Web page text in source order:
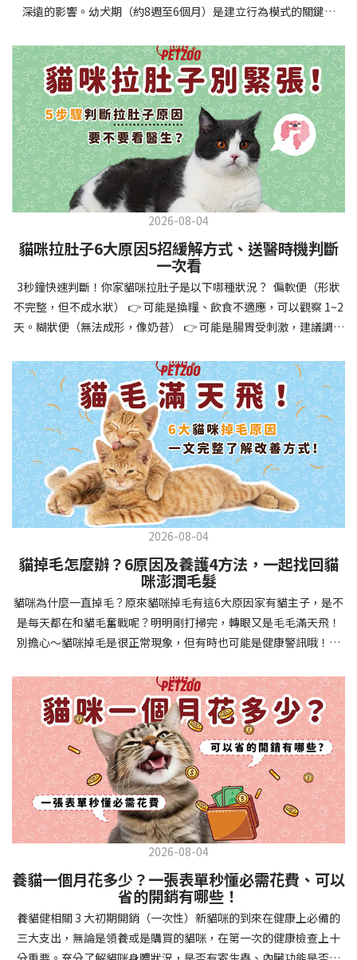
深遠的影響。幼犬期（約8週至6個月）是建立行為模式的關鍵時
的行為問題，並建立人犬間的健康關係。 建立安全健康的生活環境
透過基礎訓練，幼犬能學會家居規則，避免危險行為和破壞家具。
像是「不」和「放下」等指令可以阻止幼犬咬電線或誤食有害物
質，有效降低居家意外風險。規律的如廁訓練則能養成良好衛生習
慣，讓家中環境保持乾淨舒適。增強溝通與信任關係訓練過程就像
建立一種共同語言，幫助你和幼犬更好地理解彼此。當幼犬學會回
應你的指令，不只增加了互動機會，也建立了主人作為領導者的地
位。正向獎勵式訓練更能培養幼犬對你的信任感，強化情感連結，
創造更和諧的相處模式。培養社交技能與適應能力及早接觸各種環
境和刺激，能幫助幼犬成長為自信穩定的成犬。適當的社會化訓練
讓牠們學會如何與其他狗狗、動物和人類和平相處，減少恐懼或攻
擊行為。這種適應能力使幼犬未來能從容面對獸醫檢查、美容
salon、寄宿或旅行等各種情境，大大提升生活品質。 訓練幼犬不只
是教會指令，更是塑造性格和習慣的過程！ 透過耐心且一致的訓
練，你不僅能擁有一隻聽話的好狗狗，更能建立起相互尊重的終身
相處中獲得回報狗狗訓練指南，六步驟培養幼犬開始幼犬訓練時，
系統性的方法能帶來最佳效果。從信任建立到習慣養成，每個階段
都至關重要，缺一不可。良好的訓練應循序漸進，把握幼犬成長敏
感期，以積極正向的方式引導。遵循這六個步驟，即使是第一次養
狗的新手，也能輕鬆將調皮的小狗訓練成聽話的好夥伴！建立信任
基礎 幼犬訓練的第一步不是教指令，而是建立信任。剛到新家的幼
犬可能感到緊張不安，給予適當空間適應環境很重要。用溫柔的聲
音交談，提供安全舒適的窩，維持規律的餵食和如廁時間，讓幼犬
感到安心。輕輕撫摸、溫柔擁抱，每天安排固定玩耍時間，這些都
任你後，可開始教導基本指令。從簡單的「坐下」開始，再逐步學
習「趴下」、「等待」和「過來」。每次訓練保持在5-10分鐘內，
避免幼犬注意力分散。使用清晰一致的口令和手勢，成功時立即給
予獎勵和讚美。記住，重複是學習的關鍵，每天多次短時間練習效
果最佳。調整日常行為除了基本指令，幼犬還需學習生活禮儀。如
時立即獎勵。另外要處理的常見問題包括咬人、啃咬家具和亂叫。
每當出現不當行為，給予適當替代品（如咬玩具代替咬手），並在
幼犬選擇正確行為時獎勵，這比責罵更有效。社交化訓練 兩個月大
的幼犬正處於社會化黃金期，這階段的經驗將深刻影響未來性格。
安排幼犬接觸不同人類（包括兒童、戴眼鏡的人、使用拐杖的人
等）、各種動物、交通工具和環境聲音。起初保持在安全、受控的
情境中，逐漸增加複雜度。每次正面社交體驗後給予獎勵，建立幼
犬對新事物的積極態度。進階技巧強化 基礎訓練穩固後，可以進入
更複雜的技巧訓練。這包括遠距離控制、不同干擾下的指令遵從、
多步驟動作等。使用延遲獎勵技巧，讓幼犬學會即使沒有立即獎勵
也能保持良好行為。引入不同環境中的訓練，如公園、寵物店等，
幫助幼犬在各種情境下都能聽從指令。維持良好習慣 成功的訓練不
是一次性的，而是需要持續維護。即使幼犬已經掌握所有技能，也
要定期複習，防止行為退化。將訓練融入日常生活，如出門前的
2026-08-04
貓咪拉肚子6大原因5招緩解方式、送醫時機判斷
一次看
3秒鐘快速判斷！你家貓咪拉肚子是以下哪種狀況？ 偏軟便（形狀
不完整，但不成水狀） 👉 可能是換糧、飲食不適應，可以觀察 1~2
天。糊狀便（無法成形，像奶昔） 👉 可能是腸胃受刺激，建議調整
若超過 24 小時沒改善，建議就醫。血便（帶血絲或黑色糞便） 👉
可能是嚴重腸胃問題，應立即帶去獸醫院！想知道貓咪拉肚子的真
正原因，只要透過 5 個簡單步驟，就能判斷問題嚴重性，決定是否
需要就醫！接下來我們一起來看看該怎麼做吧！🐾 貓咪拉肚子怎麼
辦？5步驟判斷貓咪拉肚子是否需要馬上看醫生貓咪拉肚子的因素與
許多原因有關，更換食物、誤食異物或不乾淨的東西、寄生蟲、其
他疾病。 5 步驟判斷貓咪拉肚子原因，要不要看醫生？當貓咪拉肚
子時，不用慌張！透過以下 5 個步驟，就能快速判斷原因，並決定
是否需要帶去獸醫院。📌 貓咪拉肚子判斷步驟1：觀察糞便的狀態：
糞便質地是關鍵！不同形態代表不同的腸胃狀況📌 貓咪拉肚子判斷
步驟2：回想最近的飲食變化：有沒有突然換飼料或罐頭？ 有沒有吃
到新零食或人類食物？ 是否誤食異物？📌 貓咪拉肚子判斷步驟3：
確認環境與生活作息：最近是否搬家、換貓砂、新成員加入？ 天氣
是否有變化？ 飼主是否長時間外出？📌 貓咪拉肚子判斷步驟4：觀
察貓咪的精神與食慾：貓咪精神好嗎？、食慾是否正常？，可先觀
下降，表示身體狀況不佳，應儘快就醫！📌 貓咪拉肚子判斷步驟5：
檢查是否需要帶去看獸醫 如果拉肚子 1~2 次但精神好、食慾正常，
可以先觀察，如果腹瀉超過 48 小時或水狀腹瀉 + 嗜睡、食慾下降、
嘔吐 應立即就醫。 透過這 5 個步驟，你可以快速判斷貓咪拉肚子的
原因與嚴重程度，確保毛孩的腸胃健康！如果不確定情況，還是建
議讓獸醫檢查，才能安心哦！🐾💖4種高風險群貓咪拉肚子要小心高
風險貓咪包含：幼貓、老貓、懷孕貓、有慢性疾病貓，這些貓咪在
身體狀況出現警訊時要特別注意，如拉肚子次數超過2次以上，就建
議直接尋求獸醫協助。2要訣判斷貓咪拉肚子要不要看醫生 高風險貓
的貓咪，如拉肚子超過2-3天，建議直接尋求獸醫師協助。並記得提
供觀察紀錄給予獸醫師進行專業判斷。貓咪拉肚子但精神很好？如
果飼主有發現貓咪拉肚子的情形，但貓咪的精神很好。有可能與飲
食方便相關，回想是否進食新的食物，或是正進行飼料更換的過
2026-08-04
貓掉毛怎麼辦？6原因及養護4方法，一起找回貓
咪澎潤毛髮
貓咪為什麼一直掉毛？原來貓咪掉毛有這6大原因家有貓主子，是不
是每天都在和貓毛奮戰呢？明明剛打掃完，轉眼又是毛毛滿天飛！
別擔心～貓咪掉毛是很正常現象，但有時也可能是健康警訊哦！以
兩全其美！貓咪掉毛原因1. 皮膚問題貓咪皮膚問題是造成掉毛的常
見兇手！皮膚發炎、感染或是長期搔癢，都會讓貓咪的毛髮失去健
康光澤並大量脫落。常見的皮膚問題包括皮膚黴菌、細菌感染、疥
癬蟲等寄生蟲，甚至是皮膚過度乾燥。如果發現貓咪皮膚有紅腫、
結痂、脫屑或異常氣味，同時伴隨掉毛，建議盡快帶牠看獸醫哦！
貓咪掉毛原因2. 過敏誰說只有人類會過敏？貓咪也會！貓咪可能對
環境中的塵蟎、花粉、清潔劑，甚至是食物中的某些成分產生過敏
反應。過敏症狀不只是打噴嚏、流眼淚，還會引起皮膚搔癢和掉毛
問題。特別是食物過敏，更是常被忽略的掉毛元兇！如果貓咪經常
抓癢或舔舐特定部位，同時伴隨掉毛，很可能是過敏在作怪呢！貓
咪掉毛原因3. 營養不足貓咪的毛髮健康與營養息息相關！當貓咪飲
食中缺乏必要的蛋白質、脂肪酸（尤其是Omega-3和Omega-
6）、維生素或礦物質時，毛髮就會變得乾燥、脆弱，容易斷裂脫
落。長期餵食低品質或不均衡的貓糧，可能使貓咪營養不良，進而
2026-08-04
養貓一個月花多少？一張表單秒懂必需花費、可以
省的開銷有哪些！
養貓健相關 3 大初期開銷（一次性）新貓咪的到來在健康上必備的
三大支出，無論是領養或是購買的貓咪，在第一次的健康檢查上十